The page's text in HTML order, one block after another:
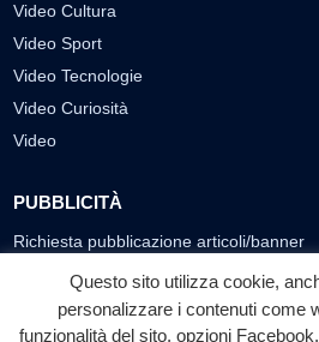
Video Cultura
Video Sport
Video Tecnologie
Video Curiosità
Video
PUBBLICITÀ
Richiesta pubblicazione articoli/banner
SEGUICI SUI SOCIAL
Questo sito utilizza cookie,
personalizzare i contenuti come
funzionalità del sito, opzioni